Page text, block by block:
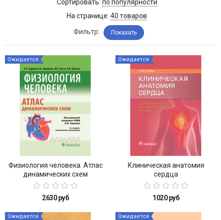
Сортировать: по популярности
На странице: 40 товаров
Фильтр: Показать
Ожидается
Физиология человека. Атлас
динамических схем
2630 руб
Ожидается
Клиническая анатомия
сердца
1020 руб
Ожидается Ожидается